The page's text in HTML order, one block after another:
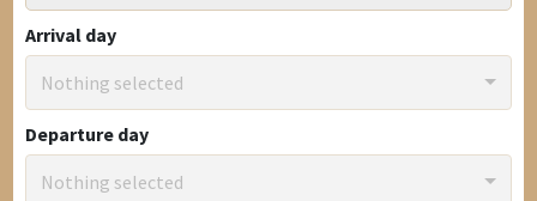
Arrival day
Nothing selected
Departure day
Nothing selected